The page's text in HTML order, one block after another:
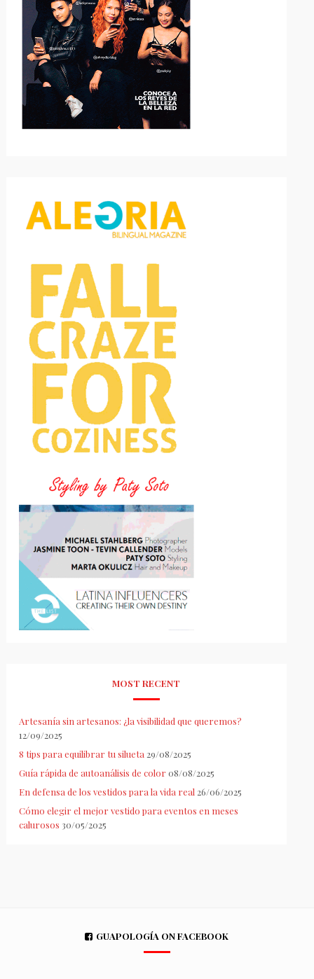
MOST RECENT
Artesanía sin artesanos: ¿la visibilidad que queremos?
12/09/2025
8 tips para equilibrar tu silueta 29/08/2025
Guía rápida de autoanálisis de color 08/08/2025
En defensa de los vestidos para la vida real 26/06/2025
Cómo elegir el mejor vestido para eventos en meses
calurosos 30/05/2025
GUAPOLOGÍA ON FACEBOOK